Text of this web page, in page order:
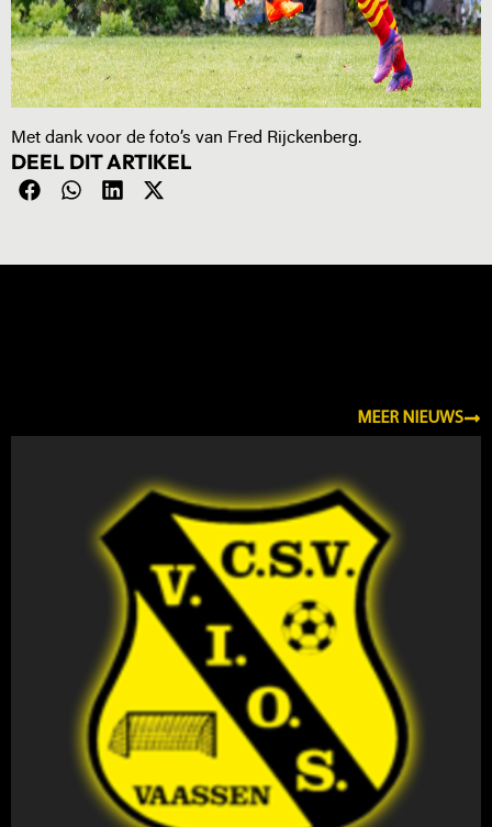
Met dank voor de foto’s van Fred Rijckenberg.
DEEL DIT ARTIKEL
MEER NIEUWS